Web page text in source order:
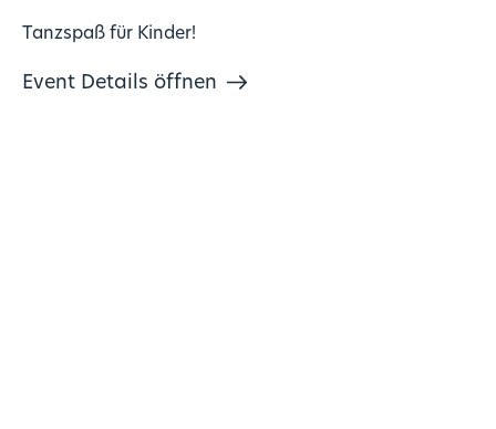
Tanzspaß für Kinder!
Event Details öffnen